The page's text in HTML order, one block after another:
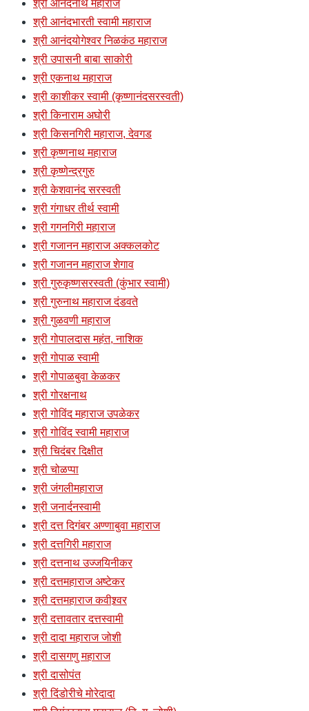
श्री आनंदनाथ महाराज
श्री आनंदभारती स्वामी महाराज
श्री आनंदयोगेश्वर निळकंठ महाराज
श्री उपासनी बाबा साकोरी
श्री एकनाथ महाराज
श्री काशीकर स्वामी (कृष्णानंदसरस्वती)
श्री किनाराम अघोरी
श्री किसनगिरी महाराज, देवगड
श्री कृष्णनाथ महाराज
श्री कृष्णेन्द्रगुरु
श्री केशवानंद सरस्वती
श्री गंगाधर तीर्थ स्वामी
श्री गगनगिरी महाराज
श्री गजानन महाराज अक्कलकोट
श्री गजानन महाराज शेगाव
श्री गुरुकृष्णसरस्वती (कुंभार स्वामी)
श्री गुरुनाथ महाराज दंडवते
श्री गुळवणी महाराज
श्री गोपालदास महंत, नाशिक
श्री गोपाळ स्वामी
श्री गोपाळबुवा केळकर
श्री गोरक्षनाथ
श्री गोविंद महाराज उपळेकर
श्री गोविंद स्वामी महाराज
श्री चिदंबर दिक्षीत
श्री चोळप्पा
श्री जंगलीमहाराज
श्री जनार्दनस्वामी
श्री दत्त दिगंबर अण्णाबुवा महाराज
श्री दत्तगिरी महाराज
श्री दत्तनाथ उज्जयिनीकर
श्री दत्तमहाराज अष्टेकर
श्री दत्तमहाराज कवीश्र्वर
श्री दत्तावतार दत्तस्वामी
श्री दादा महाराज जोशी
श्री दासगणु महाराज
श्री दासोपंत
श्री दिंडोरीचे मोरेदादा